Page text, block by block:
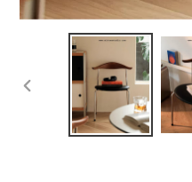
PREVIOUS